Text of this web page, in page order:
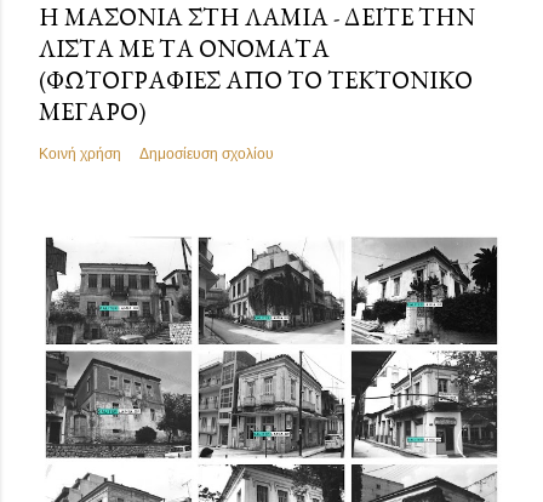
Η ΜΑΣΟΝΊΑ ΣΤΗ ΛΑΜΊΑ - ΔΕΊΤΕ ΤΗΝ
ΛΊΣΤΑ ΜΕ ΤΑ ΟΝΌΜΑΤΑ
(ΦΩΤΟΓΡΑΦΊΕΣ ΑΠΌ ΤΟ ΤΕΚΤΟΝΙΚΌ
ΜΈΓΑΡΟ)
Κοινή χρήση Δημοσίευση σχολίου